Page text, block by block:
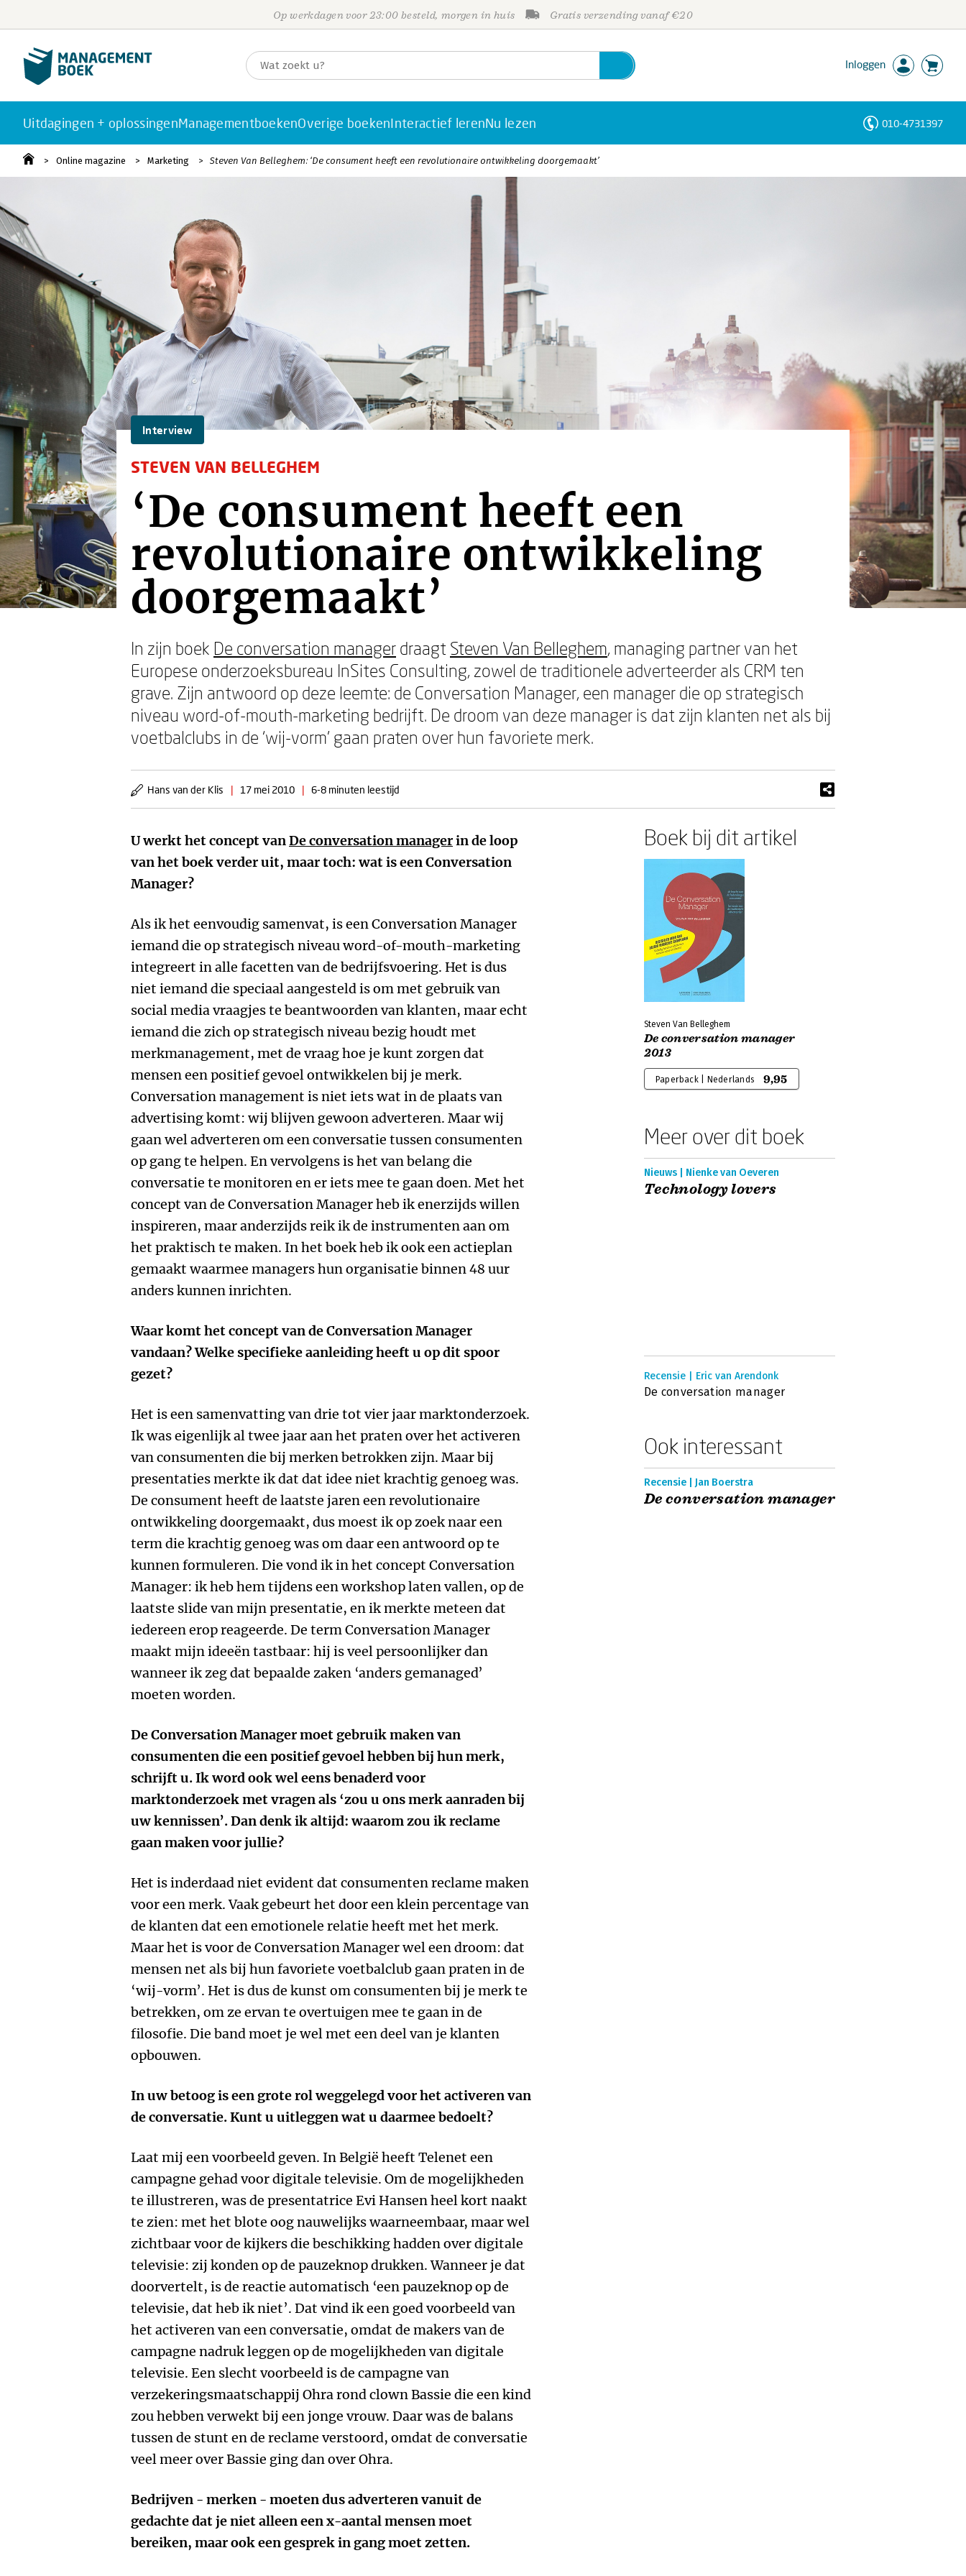
Op werkdagen voor 23:00 besteld, morgen in huis Gratis verzending vanaf €20
Inloggen
Uitdagingen + oplossingenManagementboekenOverige boekenInteractief lerenNu lezen 010-4731397
Online magazine Marketing Steven Van Belleghem: ‘De consument heeft een revolutionaire ontwikkeling doorgemaakt’
Interview
STEVEN VAN BELLEGHEM
‘De consument heeft een
revolutionaire ontwikkeling
doorgemaakt’
In zijn boek De conversation manager draagt Steven Van Belleghem, managing partner van het
Europese onderzoeksbureau InSites Consulting, zowel de traditionele adverteerder als CRM ten
grave. Zijn antwoord op deze leemte: de Conversation Manager, een manager die op strategisch
niveau word-of-mouth-marketing bedrijft. De droom van deze manager is dat zijn klanten net als bij
voetbalclubs in de ‘wij-vorm’ gaan praten over hun favoriete merk.
Hans van der Klis | 17 mei 2010 | 6-8 minuten leestijd
U werkt het concept vanDe conversation managerin de loop
van het boek verder uit, maar toch: wat is een Conversation
Manager?
Als ik het eenvoudig samenvat, is een Conversation Manager
iemand die op strategisch niveau word-of-mouth-marketing
integreert in alle facetten van de bedrijfsvoering. Het is dus
niet iemand die speciaal aangesteld is om met gebruik van
social media vraagjes te beantwoorden van klanten, maar echt
iemand die zich op strategisch niveau bezig houdt met
merkmanagement, met de vraag hoe je kunt zorgen dat
mensen een positief gevoel ontwikkelen bij je merk.
Conversation management is niet iets wat in de plaats van
advertising komt: wij blijven gewoon adverteren. Maar wij
gaan wel adverteren om een conversatie tussen consumenten
op gang te helpen. En vervolgens is het van belang die
conversatie te monitoren en er iets mee te gaan doen. Met het
concept van de Conversation Manager heb ik enerzijds willen
inspireren, maar anderzijds reik ik de instrumenten aan om
het praktisch te maken. In het boek heb ik ook een actieplan
gemaakt waarmee managers hun organisatie binnen 48 uur
anders kunnen inrichten.
Waar komt het concept van de Conversation Manager
vandaan? Welke specifieke aanleiding heeft u op dit spoor
gezet?
Het is een samenvatting van drie tot vier jaar marktonderzoek.
Ik was eigenlijk al twee jaar aan het praten over het activeren
van consumenten die bij merken betrokken zijn. Maar bij
presentaties merkte ik dat dat idee niet krachtig genoeg was.
De consument heeft de laatste jaren een revolutionaire
ontwikkeling doorgemaakt, dus moest ik op zoek naar een
term die krachtig genoeg was om daar een antwoord op te
kunnen formuleren. Die vond ik in het concept Conversation
Manager: ik heb hem tijdens een workshop laten vallen, op de
laatste slide van mijn presentatie, en ik merkte meteen dat
iedereen erop reageerde. De term Conversation Manager
maakt mijn ideeën tastbaar: hij is veel persoonlijker dan
wanneer ik zeg dat bepaalde zaken ‘anders gemanaged’
moeten worden.
De Conversation Manager moet gebruik maken van
consumenten die een positief gevoel hebben bij hun merk,
schrijft u. Ik word ook wel eens benaderd voor
marktonderzoek met vragen als ‘zou u ons merk aanraden bij
uw kennissen’. Dan denk ik altijd: waarom zou ik reclame
gaan maken voor jullie?
Het is inderdaad niet evident dat consumenten reclame maken
voor een merk. Vaak gebeurt het door een klein percentage van
de klanten dat een emotionele relatie heeft met het merk.
Maar het is voor de Conversation Manager wel een droom: dat
mensen net als bij hun favoriete voetbalclub gaan praten in de
‘wij-vorm’. Het is dus de kunst om consumenten bij je merk te
betrekken, om ze ervan te overtuigen mee te gaan in de
filosofie. Die band moet je wel met een deel van je klanten
opbouwen.
In uw betoog is een grote rol weggelegd voor het activeren van
de conversatie. Kunt u uitleggen wat u daarmee bedoelt?
Laat mij een voorbeeld geven. In België heeft Telenet een
campagne gehad voor digitale televisie. Om de mogelijkheden
te illustreren, was de presentatrice Evi Hansen heel kort naakt
te zien: met het blote oog nauwelijks waarneembaar, maar wel
zichtbaar voor de kijkers die beschikking hadden over digitale
televisie: zij konden op de pauzeknop drukken. Wanneer je dat
doorvertelt, is de reactie automatisch ‘een pauzeknop op de
televisie, dat heb ik niet’. Dat vind ik een goed voorbeeld van
het activeren van een conversatie, omdat de makers van de
campagne nadruk leggen op de mogelijkheden van digitale
televisie. Een slecht voorbeeld is de campagne van
verzekeringsmaatschappij Ohra rond clown Bassie die een kind
zou hebben verwekt bij een jonge vrouw. Daar was de balans
tussen de stunt en de reclame verstoord, omdat de conversatie
veel meer over Bassie ging dan over Ohra.
Bedrijven - merken - moeten dus adverteren vanuit de
gedachte dat je niet alleen een x-aantal mensen moet
bereiken, maar ook een gesprek in gang moet zetten.
Boek bij dit artikel
Steven Van Belleghem
De conversation manager
2013
Paperback | Nederlands 9,95
Meer over dit boek
Nieuws | Nienke van Oeveren
Technology lovers
Recensie | Eric van Arendonk
De conversation manager
Ook interessant
Recensie | Jan Boerstra
De conversation manager
Personen